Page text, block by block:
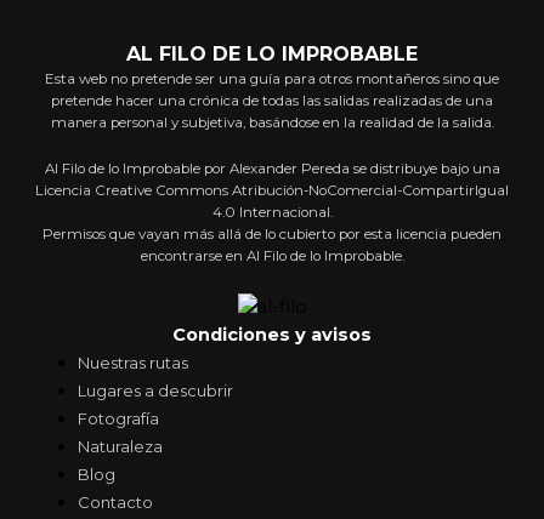
AL FILO DE LO IMPROBABLE
Esta web no pretende ser una guía para otros montañeros sino que
pretende hacer una crónica de todas las salidas realizadas de una
manera personal y subjetiva, basándose en la realidad de la salida.
Al Filo de lo Improbable por Alexander Pereda se distribuye bajo una
Licencia Creative Commons Atribución-NoComercial-CompartirIgual
4.0 Internacional.
Permisos que vayan más allá de lo cubierto por esta licencia pueden
encontrarse en Al Filo de lo Improbable.
Condiciones y avisos
Nuestras rutas
Lugares a descubrir
Fotografía
Naturaleza
Blog
Contacto